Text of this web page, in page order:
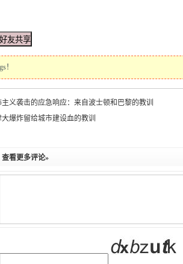
！
主义袭击的应急响应：来自波士顿和巴黎的教训
爆炸留给城市建设血的教训
查看更多评论»